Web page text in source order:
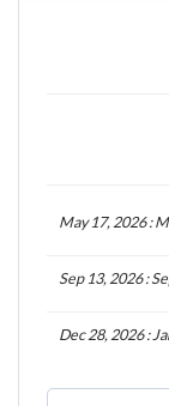
May 17, 2026 :
Sep 13, 2026 :
Dec 28, 2026 :